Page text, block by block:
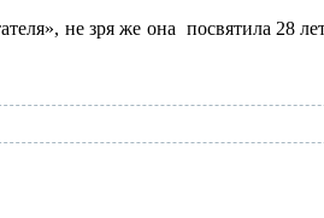
не зря же она посвятила 28